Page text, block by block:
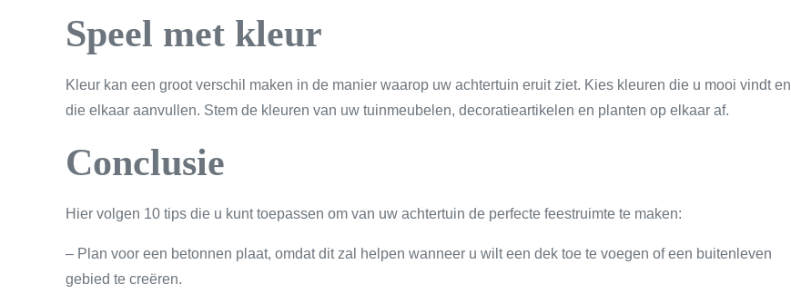
Speel met kleur
Kleur kan een groot verschil maken in de manier waarop uw achtertuin eruit ziet. Kies kleuren die u mooi vindt en
die elkaar aanvullen. Stem de kleuren van uw tuinmeubelen, decoratieartikelen en planten op elkaar af.
Conclusie
Hier volgen 10 tips die u kunt toepassen om van uw achtertuin de perfecte feestruimte te maken:
– Plan voor een betonnen plaat, omdat dit zal helpen wanneer u wilt een dek toe te voegen of een buitenleven
gebied te creëren.